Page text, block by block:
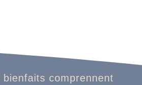
comprennent